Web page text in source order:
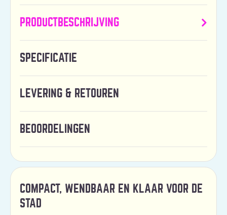
PRODUCTBESCHRIJVING
SPECIFICATIE
LEVERING & RETOUREN
BEOORDELINGEN
COMPACT, WENDBAAR EN KLAAR VOOR DE
STAD